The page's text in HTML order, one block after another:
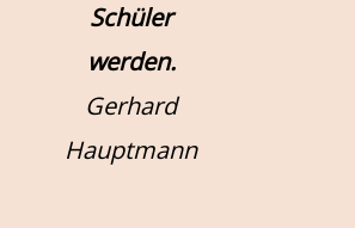
Schüler
werden.
Gerhard
Hauptmann